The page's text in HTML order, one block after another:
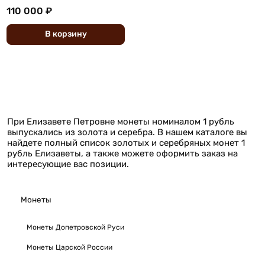
Монеты
Монеты Допетровской Руси
Монеты Царской России
110 000 ₽
В корзину
При Елизавете Петровне монеты номиналом 1 рубль
выпускались из золота и серебра. В нашем каталоге вы
найдете полный список золотых и серебряных монет 1
рубль Елизаветы, а также можете оформить заказ на
интересующие вас позиции.